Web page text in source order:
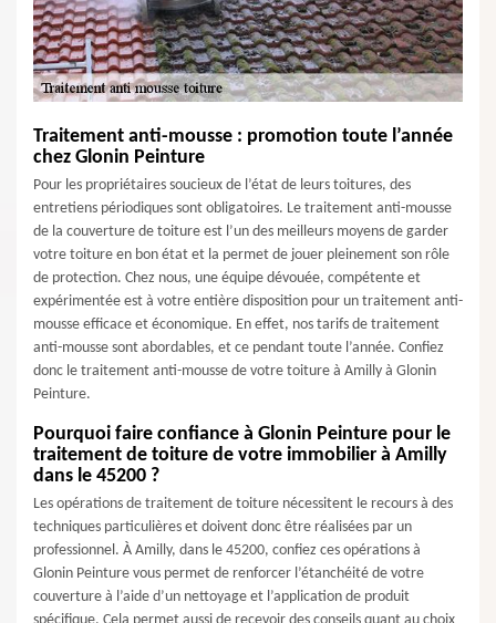
Traitement anti-mousse : promotion toute l’année
chez Glonin Peinture
Pour les propriétaires soucieux de l’état de leurs toitures, des
entretiens périodiques sont obligatoires. Le traitement anti-mousse
de la couverture de toiture est l’un des meilleurs moyens de garder
votre toiture en bon état et la permet de jouer pleinement son rôle
de protection. Chez nous, une équipe dévouée, compétente et
expérimentée est à votre entière disposition pour un traitement anti-
mousse efficace et économique. En effet, nos tarifs de traitement
anti-mousse sont abordables, et ce pendant toute l’année. Confiez
donc le traitement anti-mousse de votre toiture à Amilly à Glonin
Peinture.
Pourquoi faire confiance à Glonin Peinture pour le
traitement de toiture de votre immobilier à Amilly
dans le 45200 ?
Les opérations de traitement de toiture nécessitent le recours à des
techniques particulières et doivent donc être réalisées par un
professionnel. À Amilly, dans le 45200, confiez ces opérations à
Glonin Peinture vous permet de renforcer l’étanchéité de votre
couverture à l’aide d’un nettoyage et l’application de produit